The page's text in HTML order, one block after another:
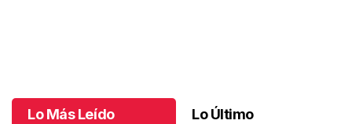
Lo Más Leído Lo Último